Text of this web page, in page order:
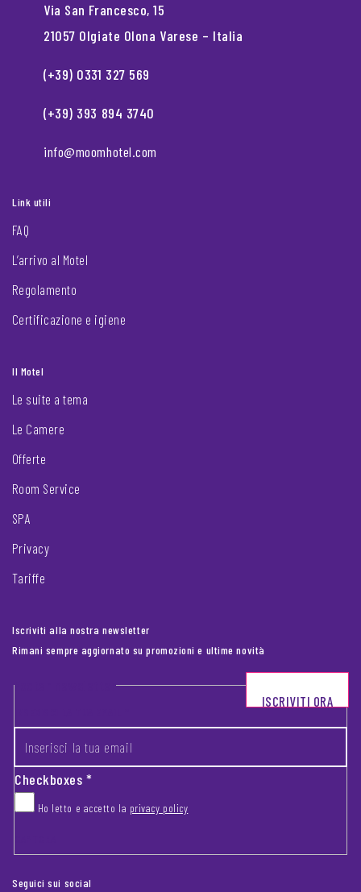
Via San Francesco, 15
21057 Olgiate Olona Varese – Italia
(+39) 0331 327 569
(+39) 393 894 3740
info@moomhotel.com
Link utili
FAQ
L’arrivo al Motel
Regolamento
Certificazione e igiene
Il Motel
Le suite a tema
Le Camere
Offerte
Room Service
SPA
Privacy
Tariffe
Iscriviti alla nostra newsletter
Rimani sempre aggiornato su promozioni e ultime novità
Footer newsletter
Checkboxes*
Ho letto e accetto la privacy policy
ISCRIVITI ORA
Seguici sui social